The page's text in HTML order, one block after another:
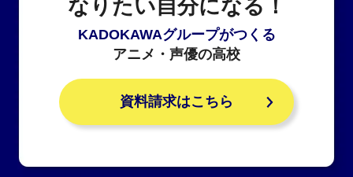
なりたい自分になる！
KADOKAWAグループがつくる
アニメ・声優の高校
資料請求はこちら